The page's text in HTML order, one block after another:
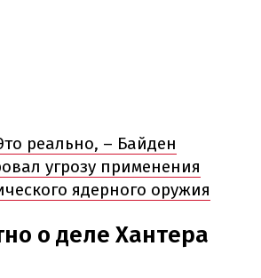
реально, – Байден
угрозу применения
ядерного оружия
о деле Хантера